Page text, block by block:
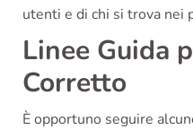
utenti e di chi si trova nei
Linee Guida
Corretto
È opportuno seguire